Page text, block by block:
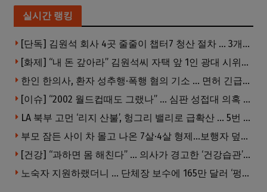
실시간 랭킹
[단독] 김원석 회사 4곳 줄줄이 챕터7 청산 절차 … 3개 법인 같은 날 동시 파산 신청
[화제] “내 돈 갚아라” 김원석씨 자택 앞 1인 광대 시위 … 한인 투자사, “108만 달러 못받아”
한인 한의사, 환자 성추행·폭행 혐의 기소 … 면허 긴급정지
[이슈] “2002 월드컵때도 그랬나” … 심판 성접대 의혹 해외로 일파만파, 4강 신화까지 불똥
LA 북부 고먼 ‘리지 산불’, 헝그리 밸리로 급확산 … 5번 Fwy 양방향 전면 폐쇄
부모 잠든 사이 차 몰고 나온 7살·4살 형제…보행자 덮쳐 중태
[건강] “과하면 몸 해친다” … 의사가 경고한 ‘건강습관’ 5가지
노숙자 지원하랬더니 … 단체장 보수에 165만 달러 ‘펑펑’